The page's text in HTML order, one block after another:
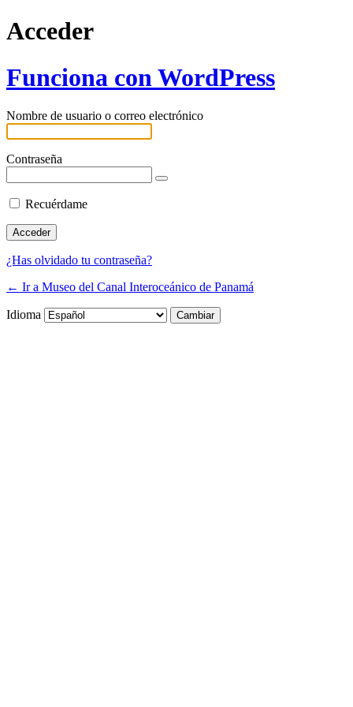
Acceder
Funciona con WordPress
Nombre de usuario o correo electrónico
Contraseña
Recuérdame
¿Has olvidado tu contraseña?
← Ir a Museo del Canal Interoceánico de Panamá
Idioma